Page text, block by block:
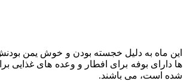
این ماه به دلیل خجسته بودن و خوش یمن
شده است، می باشند.